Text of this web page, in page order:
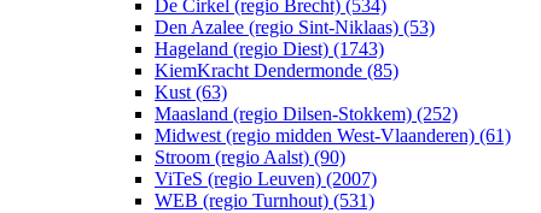
De Cirkel (regio Brecht) (534)
Den Azalee (regio Sint-Niklaas) (53)
Hageland (regio Diest) (1743)
KiemKracht Dendermonde (85)
Kust (63)
Maasland (regio Dilsen-Stokkem) (252)
Midwest (regio midden West-Vlaanderen) (61)
Stroom (regio Aalst) (90)
ViTeS (regio Leuven) (2007)
WEB (regio Turnhout) (531)